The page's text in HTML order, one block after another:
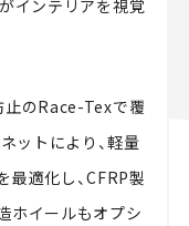
インテリアを視覚
止のRace-Texで覆
ットにより、軽量
適化し、CFRP製
ホイールもオプシ